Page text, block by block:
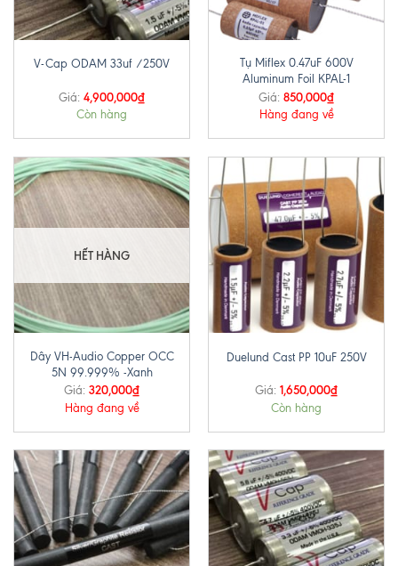
V-Cap ODAM 33uf /250V
Giá: 4,900,000₫
Còn hàng
Tụ Miflex 0.47uF 600V
Aluminum Foil KPAL-1
Giá: 850,000₫
Hàng đang về
HẾT HÀNG
Dây VH-Audio Copper OCC
5N 99.999% -Xanh
Giá: 320,000₫
Hàng đang về
Duelund Cast PP 10uF 250V
Giá: 1,650,000₫
Còn hàng